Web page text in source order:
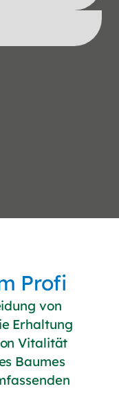
Profi
von
Erhaltung
Vitalität
Baumes